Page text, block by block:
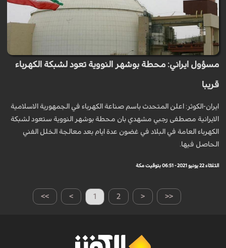
مسؤول ايراني: محطة بوشهر النووية تعود لشبكة الكهرباء
قريبا
ايران-الكوثر: اعلن المتحدث باسم صناعة الكهرباء في الجمهورية الاسلامية
الايرانية مصطفى رجبي مشهدي بان محطة بوشهر النووية ستعود لشبكة
الكهرباء العامة في البلاد في غضون عدة ايام بعد معالجة الخلل الفني
الحاصل فيها.
الثلاثاء 22 يونيو 2021 - 06:51 بتوقيت مكة
>> > 1 2 < <<